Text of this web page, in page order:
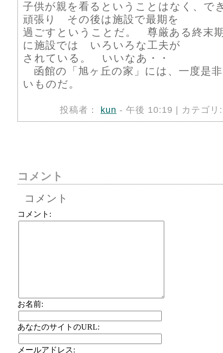
子供が親を看るということはなく、で
頑張り その後は施設で最期を
過ごすということだ。 尊厳ある終末
に施設では いろいろな工夫が
されている。 いいなあ・・
函館の「旭ヶ丘の家」には、一度是
いものだ。
投稿者： kun - 午後 10:19 | カテゴ
コメント
コメント
コメント:
お名前:
あなたのサイトのURL:
メールアドレス: